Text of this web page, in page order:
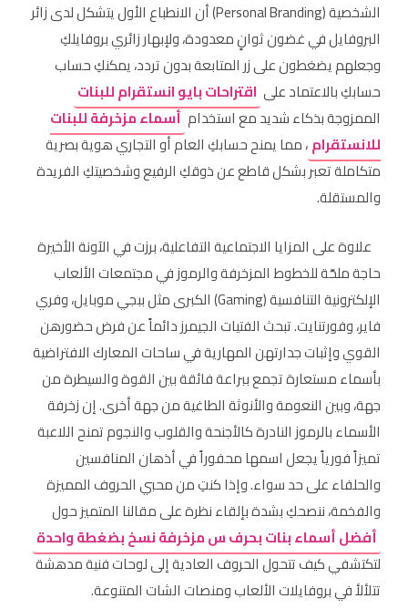
الشخصية (Personal Branding) أن الانطباع الأول يتشكل لدى زائر
البروفايل في غضون ثوانٍ معدودة، ولإبهار زائري بروفايلكِ
وجعلهم يضغطون على زر المتابعة بدون تردد، يمكنكِ حساب
حسابكِ بالاعتماد على اقتراحات بايو انستقرام للبنات
الممزوجة بذكاء شديد مع استخدام أسماء مزخرفة للبنات
للانستقرام، مما يمنح حسابكِ العام أو التجاري هوية بصرية
متكاملة تعبر بشكل قاطع عن ذوقكِ الرفيع وشخصيتكِ الفريدة
والمستقلة.
علاوة على المزايا الاجتماعية التفاعلية، برزت في الآونة الأخيرة
حاجة ملحّة للخطوط المزخرفة والرموز في مجتمعات الألعاب
الإلكترونية التنافسية (Gaming) الكبرى مثل ببجي موبايل، وفري
فاير، وفورتنايت. تبحث الفتيات الجيمرز دائماً عن فرض حضورهن
القوي وإثبات جدارتهن المهارية في ساحات المعارك الافتراضية
بأسماء مستعارة تجمع ببراعة فائقة بين القوة والسيطرة من
جهة، وبين النعومة والأنوثة الطاغية من جهة أخرى. إن زخرفة
الأسماء بالرموز النادرة كالأجنحة والقلوب والنجوم تمنح اللاعبة
تميزاً فورياً يجعل اسمها محفوراً في أذهان المنافسين
والحلفاء على حد سواء. وإذا كنتِ من محبي الحروف المميزة
والفخمة، ننصحكِ بشدة بإلقاء نظرة على مقالنا المتميز حول
أفضل أسماء بنات بحرف س مزخرفة نسخ بضغطة واحدة
لتكتشفي كيف تتحول الحروف العادية إلى لوحات فنية مدهشة
تتلألأ في بروفايلات الألعاب ومنصات الشات المتنوعة.